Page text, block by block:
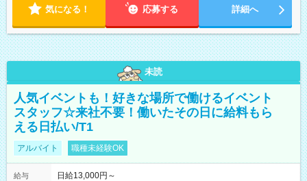
気になる！ 応募する 詳細へ
未読
人気イベントも！好きな場所で働けるイベント
スタッフ☆来社不要！働いたその日に給料もら
える日払い/T1
アルバイト 職種未経験OK
給与
日給13,000円～